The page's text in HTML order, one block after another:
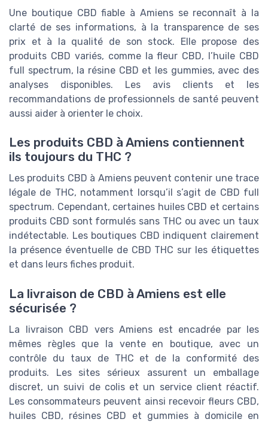
Une boutique CBD fiable à Amiens se reconnaît à la
clarté de ses informations, à la transparence de ses
prix et à la qualité de son stock. Elle propose des
produits CBD variés, comme la fleur CBD, l’huile CBD
full spectrum, la résine CBD et les gummies, avec des
analyses disponibles. Les avis clients et les
recommandations de professionnels de santé peuvent
aussi aider à orienter le choix.
Les produits CBD à Amiens contiennent
ils toujours du THC ?
Les produits CBD à Amiens peuvent contenir une trace
légale de THC, notamment lorsqu’il s’agit de CBD full
spectrum. Cependant, certaines huiles CBD et certains
produits CBD sont formulés sans THC ou avec un taux
indétectable. Les boutiques CBD indiquent clairement
la présence éventuelle de CBD THC sur les étiquettes
et dans leurs fiches produit.
La livraison de CBD à Amiens est elle
sécurisée ?
La livraison CBD vers Amiens est encadrée par les
mêmes règles que la vente en boutique, avec un
contrôle du taux de THC et de la conformité des
produits. Les sites sérieux assurent un emballage
discret, un suivi de colis et un service client réactif.
Les consommateurs peuvent ainsi recevoir fleurs CBD,
huiles CBD, résines CBD et gummies à domicile en